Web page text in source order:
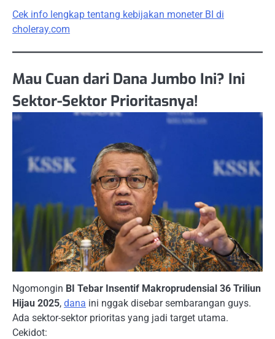
Cek info lengkap tentang kebijakan moneter BI di
choleray.com
Mau Cuan dari Dana Jumbo Ini? Ini
Sektor-Sektor Prioritasnya!
Ngomongin BI Tebar Insentif Makroprudensial 36 Triliun
Hijau 2025, dana ini nggak disebar sembarangan guys.
Ada sektor-sektor prioritas yang jadi target utama.
Cekidot: